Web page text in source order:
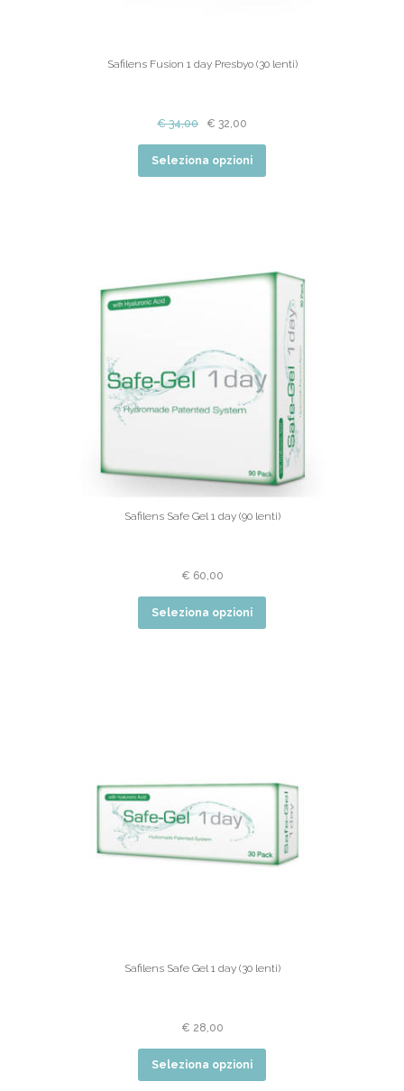
Safilens Fusion 1 day Presbyo (30 lenti)
€34,00 € 32,00
Seleziona opzioni
Safilens Safe Gel 1 day (90 lenti)
€ 60,00
Seleziona opzioni
Safilens Safe Gel 1 day (30 lenti)
€ 28,00
Seleziona opzioni